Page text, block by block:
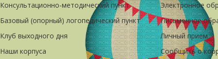
Консультационно-методический пункт
Базовый (опорный) логопедический пункт
Клуб выходного дня
Наши корпуса
Электронное
Письменное
Личный прием
Сообщить о